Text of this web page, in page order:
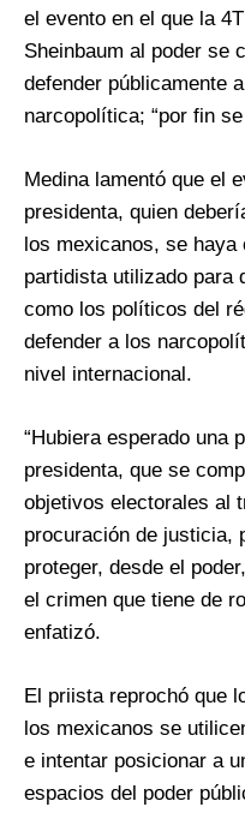
el evento en el que la
Sheinbaum al poder se
defender públicamente
narcopolítica; “por fin
Medina lamentó que el
presidenta, quien
los mexicanos, se
partidista utilizado para
como los políticos del
defender a los
nivel internacional.
“Hubiera esperado una
presidenta, que se
objetivos electorales al
procuración de justicia,
proteger, desde el
el crimen que tiene de
enfatizó.
El priista reprochó que
los mexicanos se
e intentar posicionar a
espacios del poder